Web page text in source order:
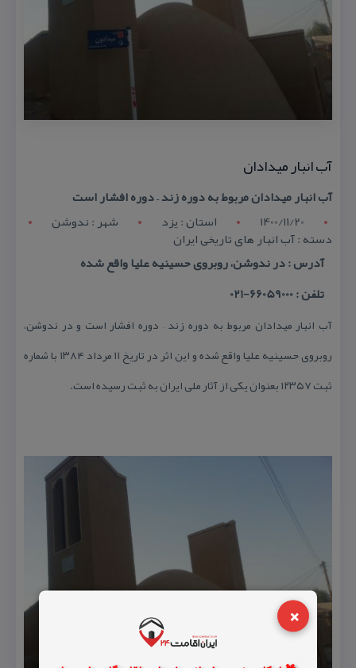
×
آب انبار میدادان
آب انبار میدادان مربوط به دوره زند – دوره افشار است
1400/11/20
استان : يزد شهر : ندوشن
دسته : آب انبار های تاریخی ایران
آدرس : در ندوشن، روبروی حسینیه علیا واقع شده
تلفن : 66059000-021
آب انبار میدادان مربوط به دوره زند – دوره افشار است و در ندوشن،
روبروی حسینیه علیا واقع شده و این اثر در تاریخ ۱۱ مرداد ۱۳۸۴ با شماره
ثبت ۱۲۳۵۷ بعنوان یكی از آثار ملی ایران به ثبت رسیده است.